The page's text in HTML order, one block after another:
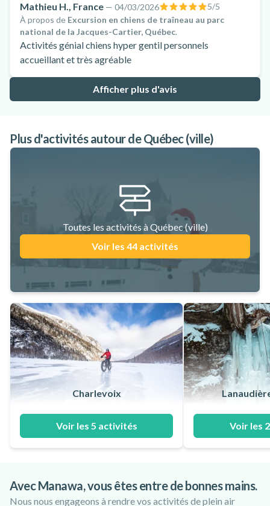
Mathieu H., France — 04/03/2026 5/5
À propos de Excursion en chiens de traîneau au parc
national de la Jacques-Cartier, Québec.
Activités génial chiens hyper gentil personnels
accueillant et très agréable
Afficher plus d'avis
Plus d'activités autour de Québec (ville)
Toutes les activités à Québec (ville)
Voir les 44 activités
Charlevoix
Voir les 5 activités Voir les
Avec Manawa, vous êtes entre de bonnes mains.
Nous nous engageons à rendre vos activités de plein air